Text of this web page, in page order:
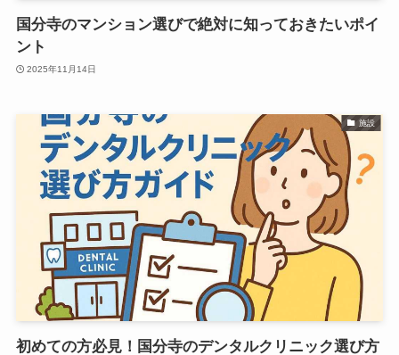
国分寺のマンション選びで絶対に知っておきたいポイ
ント
2025年11月14日
施設
初めての方必見！国分寺のデンタルクリニック選び方